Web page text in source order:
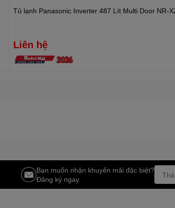
Tủ lạnh Panasonic Inverter 487 Lít Multi Door NR-
Liên hệ
Bạn muốn nhận khuyến mãi đặc biệt?
Đăng ký ngay.